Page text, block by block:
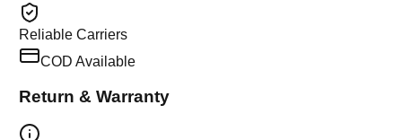
Reliable Carriers
COD Available
Return & Warranty